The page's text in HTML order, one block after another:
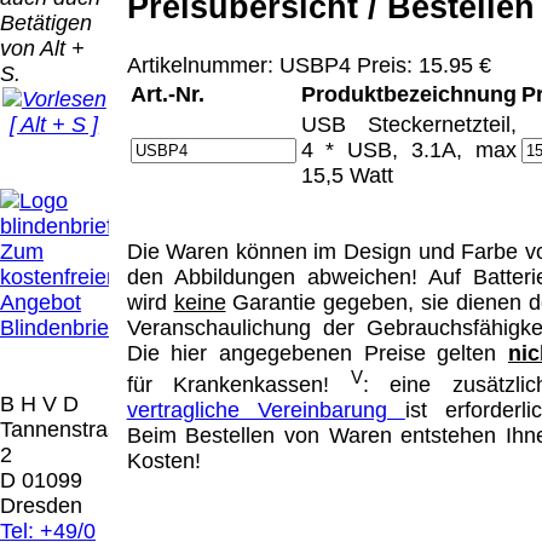
Betätigen
von Alt +
S.
[ Alt + S ]
Zum
kostenfreien
Angebot
Blindenbrief
B H V D
Tannenstrasse
2
D 01099
Dresden
Tel: +49/0
Artikelnummer: USBP4 Preis: 15.95 €
Art.-Nr.
Produktbezeichnung
USB Steckernetzteil,
4 * USB, 3.1A, max
15,5 Watt
Die Waren können im Design und Farbe
den Abbildungen abweichen! Auf
wird keineGarantie gegeben, sie dienen
Veranschaulichung der
Die hier angegebenen Preise gelten
für Krankenkassen!
V: eine
vertragliche Vereinbarung ist
Beim Bestellen von Waren entstehen
Kosten!
Der Versand erfolgt
als versichertes
Paket.
Selbstabholung
vom Büro oder
0.00 €
Versandart
erhalten Sie per
Email z.B. einen
Lizenzschlüssel
und die
Rechnung /
Lieferschein. Sie
Datenträger.
Die in diesem Dokument genannten
Warenzeichen sind Eigentum der jeweiligen
Firmen. Preisänderungen, Irrtümer und
technische Änderungen vorbehalten.
letzte Änderung: 9. Mai 2026 Blinden
Hilfsmittel Vertrieb Dresden,
Mit einem Urteil vom 12.05.1998 - 312 O
85/98 - Haftung für Links hat das Landgericht
[ 7515 ]